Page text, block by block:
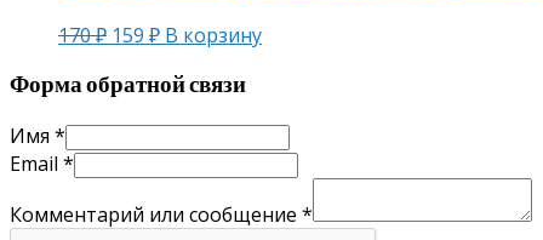
170₽ 159 ₽ В корзину
Форма обратной связи
Имя *
Email *
Комментарий или сообщение *